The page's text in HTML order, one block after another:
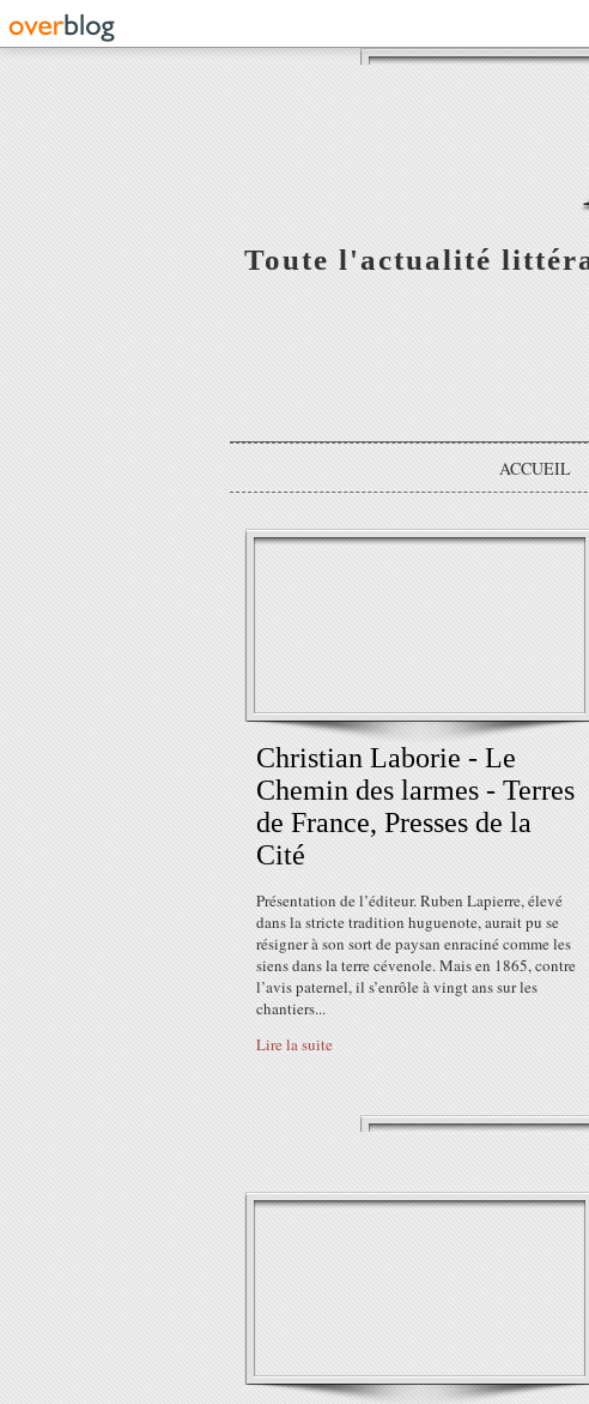
Toute l'actualité
ACCUEIL
Christian Laborie - Le
Chemin des larmes - Terres
de France, Presses de la
Cité
Présentation de l’éditeur. Ruben Lapierre, élevé
dans la stricte tradition huguenote, aurait pu se
résigner à son sort de paysan enraciné comme les
siens dans la terre cévenole. Mais en 1865, contre
l’avis paternel, il s’enrôle à vingt ans sur les
chantiers...
Lire la suite